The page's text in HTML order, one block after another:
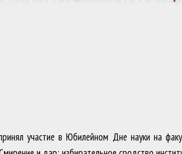
участие в Юбилейном Дне науки на